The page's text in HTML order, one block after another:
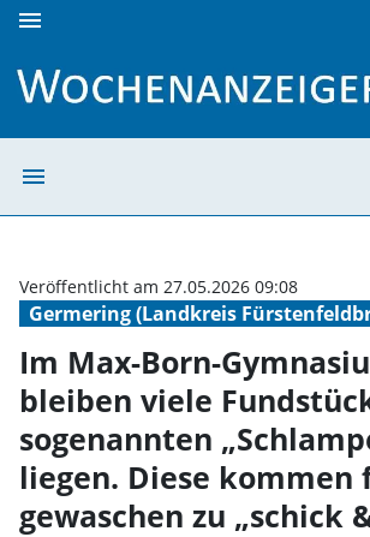
menu
menu
Germering (Landkreis
Veröffentlicht am 27.05.2026 09:08
Im Max-Born-
bleiben viele
sogenannten
liegen. Diese kommen
gewaschen zu „schick